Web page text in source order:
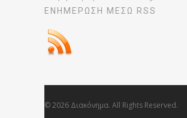
ΕΝΗΜΈΡΩΣΉ ΜΕΣΩ RSS
© 2026 Διακόνημα. All Rights Reserved.